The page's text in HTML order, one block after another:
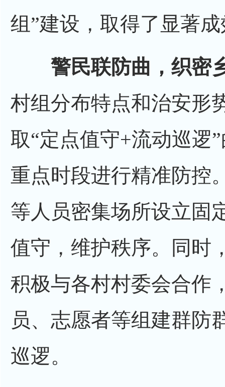
组”建设，取得了显著
警民联防曲，织密
村组分布特点和治安形
取“定点值守+流动巡逻
重点时段进行精准防控
等人员密集场所设立固
值守，维护秩序。同时
积极与各村村委会合作
员、志愿者等组建群防
巡逻。